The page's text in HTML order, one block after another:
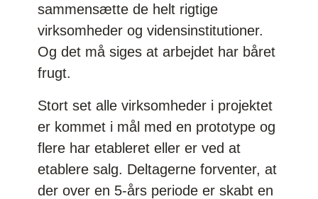
sammensætte de helt rigtige
virksomheder og vidensinstitutioner.
Og det må siges at arbejdet har båret
frugt.
Stort set alle virksomheder i projektet
er kommet i mål med en prototype og
flere har etableret eller er ved at
etablere salg. Deltagerne forventer, at
der over en 5-års periode er skabt en